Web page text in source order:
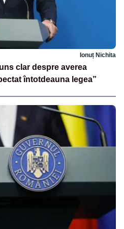
Ionuț Nichita
clar despre averea
întotdeauna legea”